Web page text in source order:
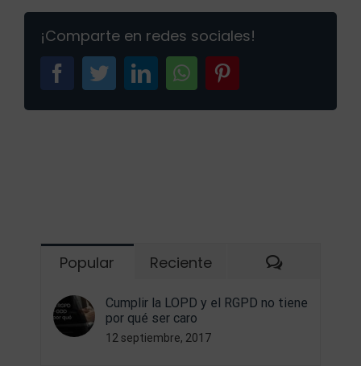
de-
pantalla-
(20)
¡Comparte en redes sociales!
facebook
twitterlinkedinwhatsapp
Popular Reciente
Cumplir la LOPD y el RGPD no tiene
por qué ser caro
12 septiembre, 2017